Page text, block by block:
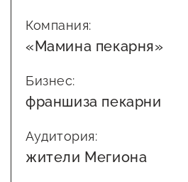
Компания:
«Мамина пекарня»
Бизнес:
франшиза пекарни
Аудитория:
жители Мегиона